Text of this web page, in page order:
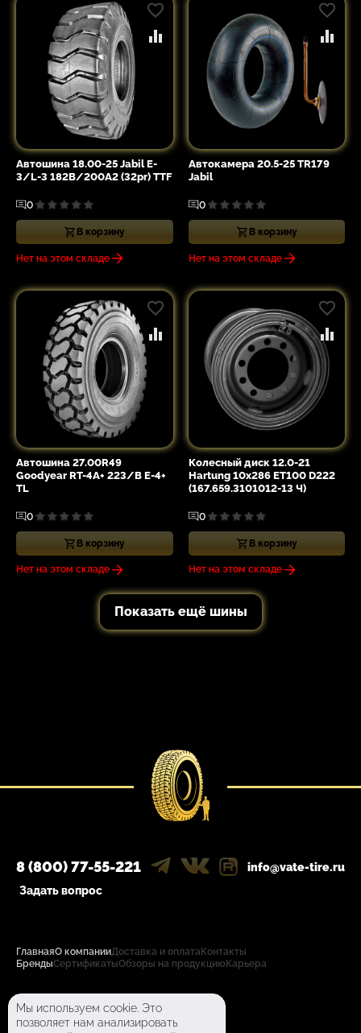
Автошина 18.00-25 Jabil E-
3/L-3 182B/200A2 (32pr) TTF
0
В корзину
Нет на этом складе
Автокамера 20.5-25 TR179
Jabil
0
В корзину
Нет на этом складе
Автошина 27.00R49
Goodyear RT-4A+ 223/B E-4+
TL
0
В корзину
Нет на этом складе
Колесный диск 12.0-21
Hartung 10x286 ET100 D222
(167.659.3101012-13 Ч)
0
В корзину
Нет на этом складе
Показать ещё шины
ГлавнаяО компанииДоставка и оплата Контакты
БрендыСертификатыОбзоры на продукцию Карьера
8 (800) 77-55-221
info@vate-tire.ru
Задать вопрос
Политика конфиденциальности
Пользовательское соглашение
Мы используем cookie. Это
позволяет нам анализировать